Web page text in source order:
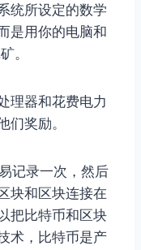
统所设定的数学
是用你的电脑和
。
理器和花费电力
们奖励。
记录一次，然后
块和区块连接在
把比特币和区块
术，比特币是产